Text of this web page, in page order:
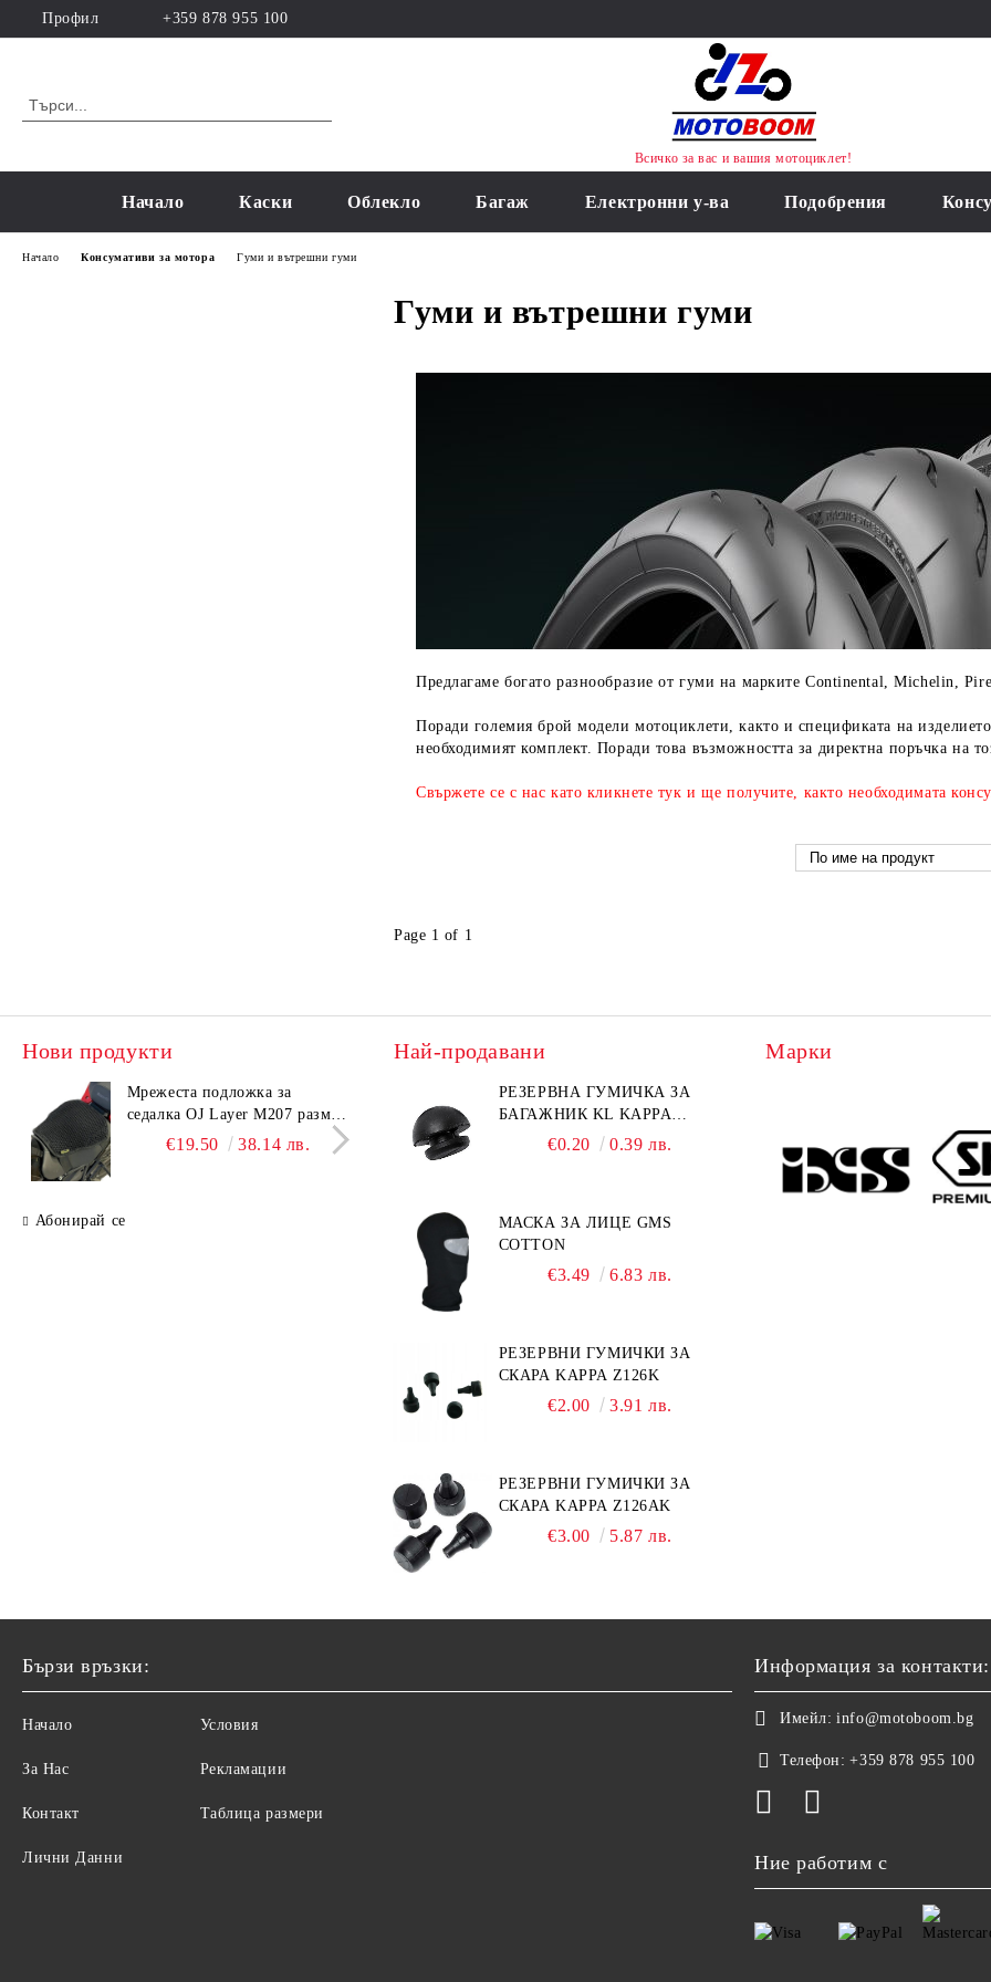
Профил +359 878 955 100
Всичко за вас и вашия мотоциклет!
Начало Каски Облекло Багаж Електронни у-ва Подобрения
Начало Консумативи за мотора Гуми и вътрешни гуми
Гуми и вътрешни гуми
Предлагаме богато разнообразие от гуми на марките Continental, Michelin,
Поради големия брой модели мотоциклети, както и спецификата на
необходимият комплект. Поради това възможността за директна поръчка на
Свържете се с нас като кликнете тук и ще получите, както необходимата
Page 1 of 1
Нови продукти
Мрежеста подложка за
седалка OJ Layer M207 размер
€19.50 38.14 лв.
Мрежеста подложка за
седалка OJ Layer M207 размер
M
€19.50 38.14 лв. €769.00 1504.03 лв.
Абонирай се
Най-продавани
РЕЗЕРВНА ГУМИЧКА ЗА
БАГАЖНИК KL KAPPA
€0.20 0.39 лв.
МАСКА ЗА ЛИЦЕ GMS
COTTON
€3.49 6.83 лв.
РЕЗЕРВНИ ГУМИЧКИ ЗА
СКАРА KAPPA Z126K
€2.00 3.91 лв.
РЕЗЕРВНИ ГУМИЧКИ ЗА
СКАРА KAPPA Z126AK
€3.00 5.87 лв.
Марки
Бързи връзки:
Начало
За Нас
Контакт
Лични Данни
Условия
Рекламации
Таблица размери
Информация за контакти:
Имейл: info@motoboom.bg
Телефон: +359 878 955 100
Ние работим с